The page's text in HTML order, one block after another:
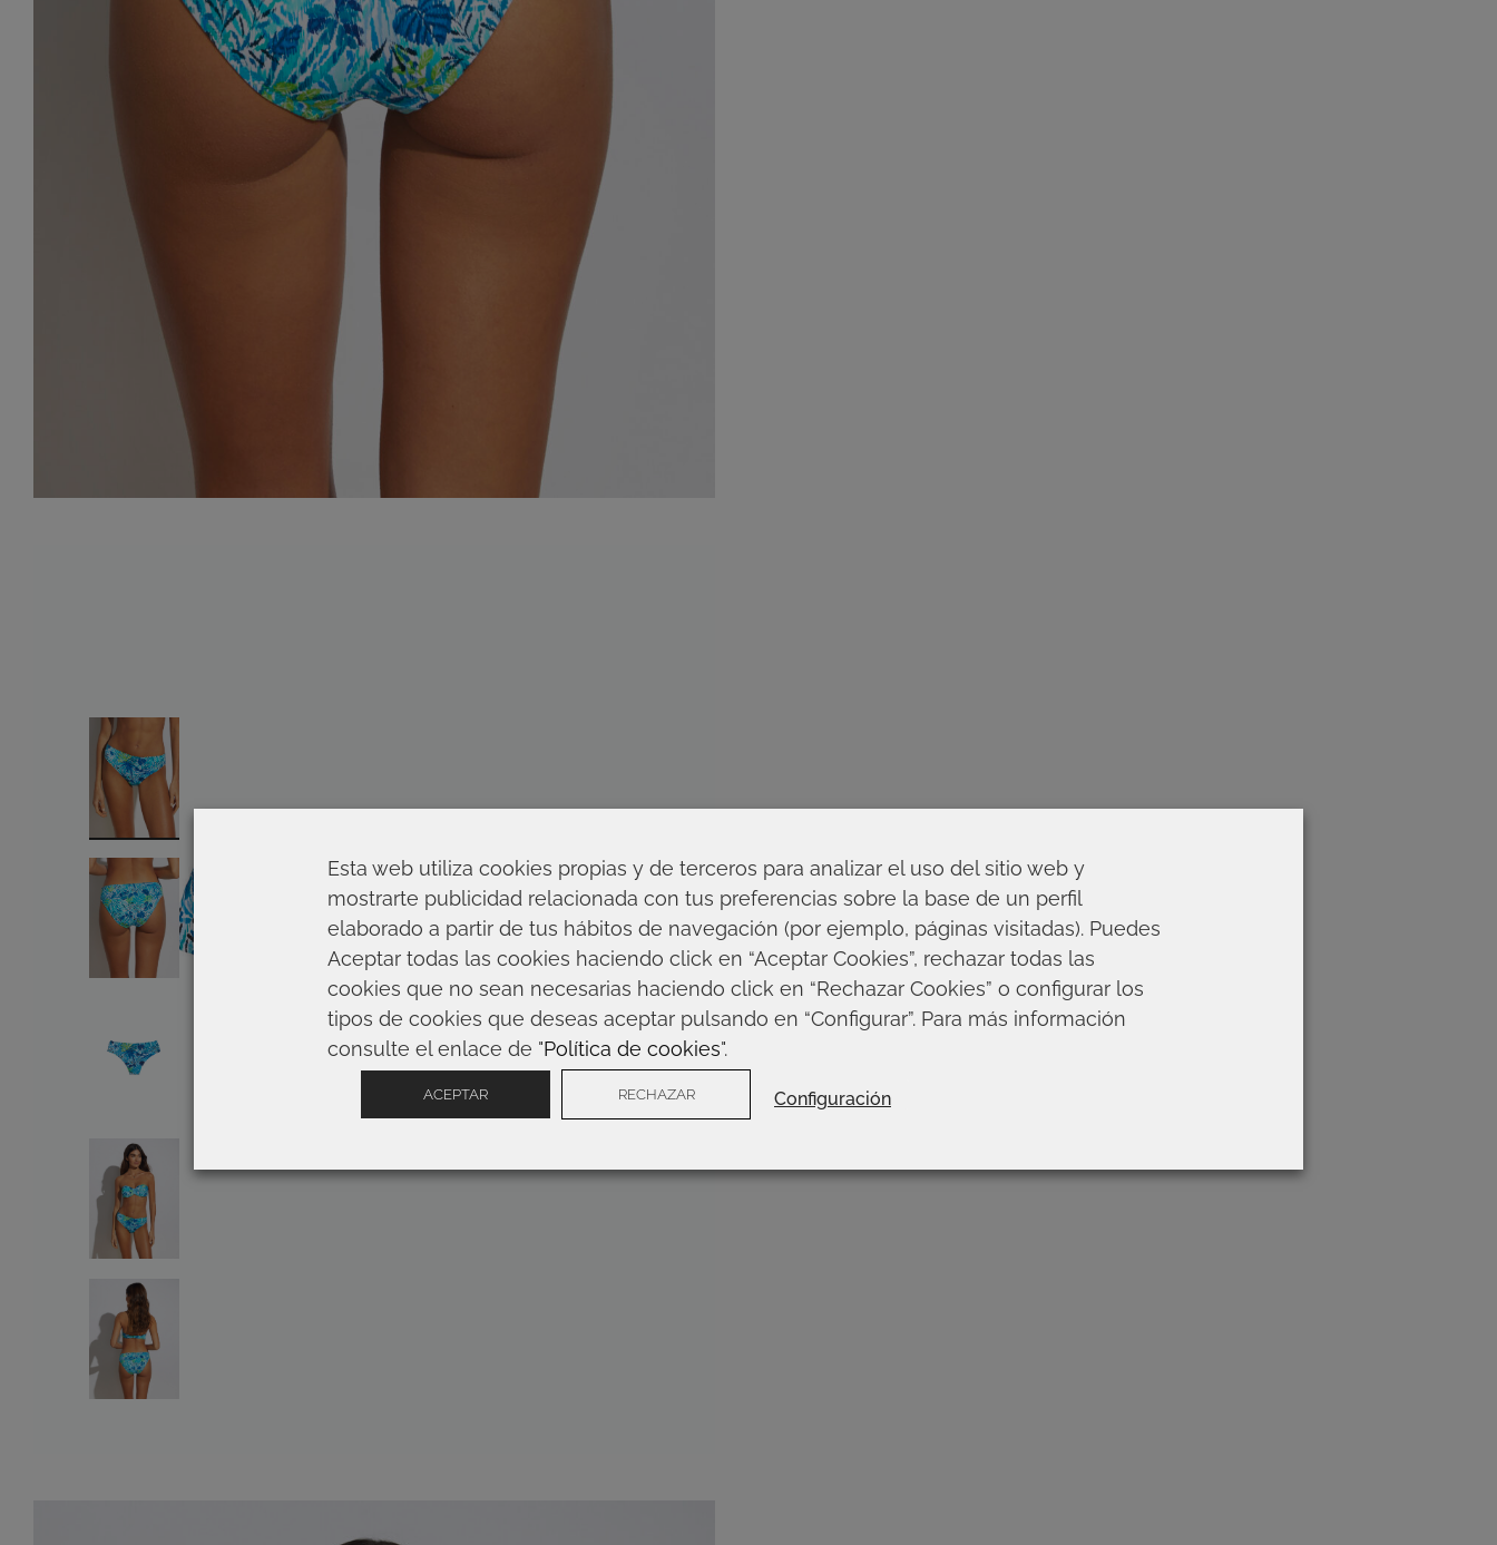
Esta web utiliza cookies propias y de terceros para analizar el uso del sitio web y
mostrarte publicidad relacionada con tus preferencias sobre la base de un perfil
elaborado a partir de tus hábitos de navegación (por ejemplo, páginas visitadas). Puedes
Aceptar todas las cookies haciendo click en “Aceptar Cookies”, rechazar todas las
cookies que no sean necesarias haciendo click en “Rechazar Cookies” o configurar los
tipos de cookies que deseas aceptar pulsando en “Configurar”. Para más información
consulte el enlace de "Política de cookies".
ACEPTAR RECHAZAR Configuración